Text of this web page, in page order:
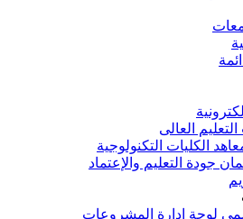
العالى
الكليات التكنولوجية
جودة التعليم والإعتماد
لوحة إدارة المشروعات